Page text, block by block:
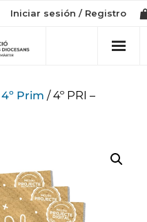
Iniciar sesión / Registro
4º Prim / 4º PRI –